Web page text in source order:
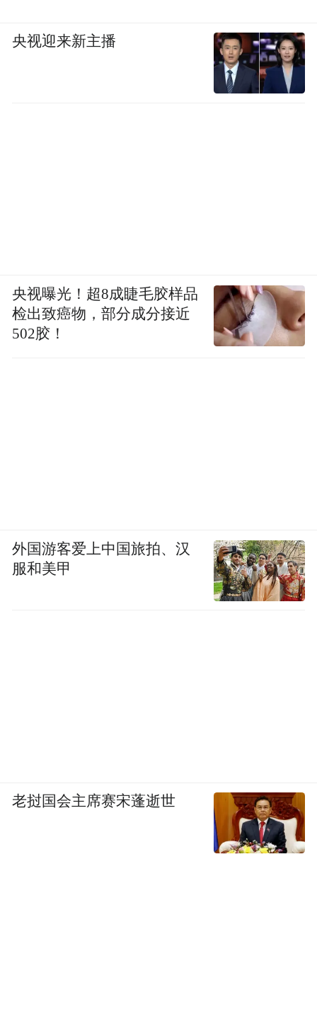
央视迎来新主播
央视曝光！超8成睫毛胶样品
检出致癌物，部分成分接近
502胶！
外国游客爱上中国旅拍、汉
服和美甲
老挝国会主席赛宋蓬逝世